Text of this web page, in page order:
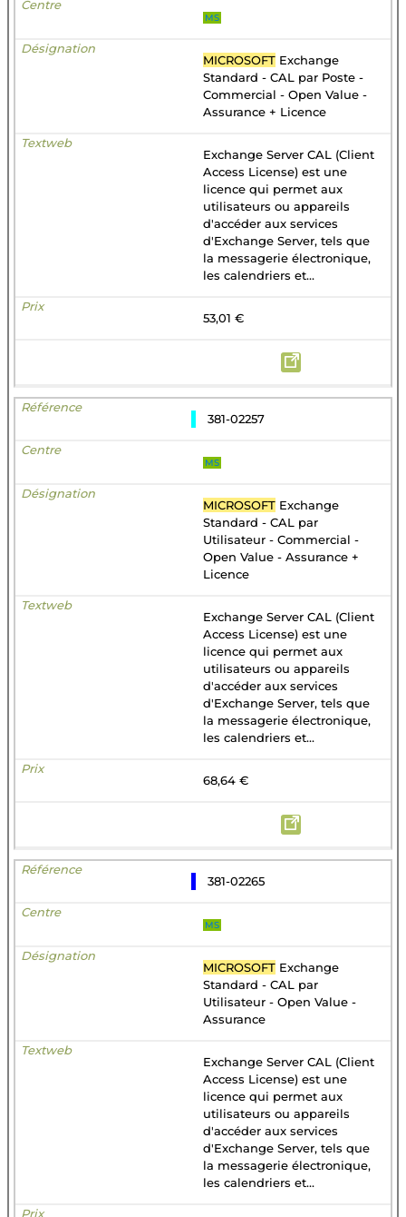
MS
MICROSOFT Exchange
Standard - CAL par Poste -
Commercial - Open Value -
Assurance + Licence
Exchange Server CAL (Client
Access License) est une
licence qui permet aux
utilisateurs ou appareils
d'accéder aux services
d'Exchange Server, tels que
la messagerie électronique,
les calendriers et...
53,01 €
381-02257
MS
MICROSOFT Exchange
Standard - CAL par
Utilisateur - Commercial -
Open Value - Assurance +
Licence
Exchange Server CAL (Client
Access License) est une
licence qui permet aux
utilisateurs ou appareils
d'accéder aux services
d'Exchange Server, tels que
la messagerie électronique,
les calendriers et...
68,64 €
381-02265
MS
MICROSOFT Exchange
Standard - CAL par
Utilisateur - Open Value -
Assurance
Exchange Server CAL (Client
Access License) est une
licence qui permet aux
utilisateurs ou appareils
d'accéder aux services
d'Exchange Server, tels que
la messagerie électronique,
les calendriers et...